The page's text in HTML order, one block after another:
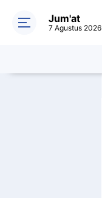
Jum'at
7 Agustus 2026